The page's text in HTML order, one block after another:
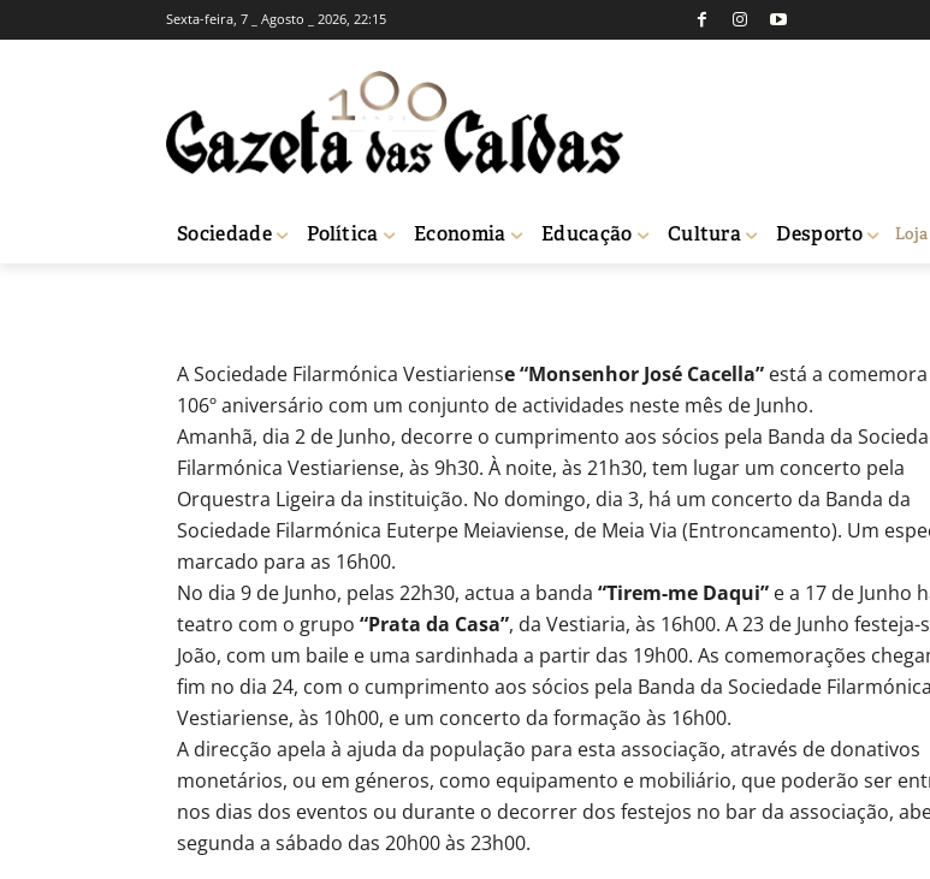
Sexta-feira, 7 _ Agosto _ 2026, 22:15
Sociedade Política Economia Educação Cultura Desporto
Um mês de animação nos 106
Filarmónica Vestiariense
Redação 1 de Junho, 2012 564
A Sociedade Filarmónica Vestiariense “Monsenhor José Cacella” está a
106º aniversário com um conjunto de actividades neste mês de Junho.
Amanhã, dia 2 de Junho, decorre o cumprimento aos sócios pela Banda da
Filarmónica Vestiariense, às 9h30. À noite, às 21h30, tem lugar um concerto pela
Orquestra Ligeira da instituição. No domingo, dia 3, há um concerto da Banda da
Sociedade Filarmónica Euterpe Meiaviense, de Meia Via (Entroncamento). Um
marcado para as 16h00.
No dia 9 de Junho, pelas 22h30, actua a banda “Tirem-me Daqui” e a 17 de Junho
teatro com o grupo “Prata da Casa”, da Vestiaria, às 16h00. A 23 de Junho festeja-
João, com um baile e uma sardinhada a partir das 19h00. As comemorações
fim no dia 24, com o cumprimento aos sócios pela Banda da Sociedade Filarmónica
Vestiariense, às 10h00, e um concerto da formação às 16h00.
A direcção apela à ajuda da população para esta associação, através de donativos
monetários, ou em géneros, como equipamento e mobiliário, que poderão ser
nos dias dos eventos ou durante o decorrer dos festejos no bar da associação,
segunda a sábado das 20h00 às 23h00.